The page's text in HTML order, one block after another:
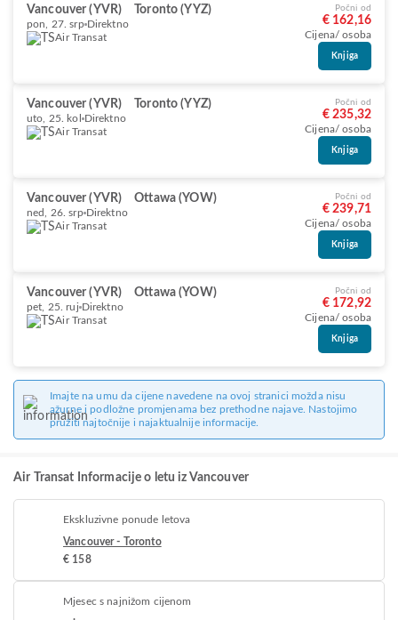
Vancouver (YVR) Toronto (YYZ)
pon, 27. srp Direktno
Air Transat
Počni od
€ 162,16
Cijena/ osoba
Knjiga
Vancouver (YVR) Toronto (YYZ)
uto, 25. kol Direktno
Air Transat
Počni od
€ 235,32
Cijena/ osoba
Knjiga
Vancouver (YVR) Ottawa (YOW)
ned, 26. srp Direktno
Air Transat
Počni od
€ 239,71
Cijena/ osoba
Knjiga
Vancouver (YVR) Ottawa (YOW)
pet, 25. ruj Direktno
Air Transat
Počni od
€ 172,92
Cijena/ osoba
Knjiga
Imajte na umu da cijene navedene na ovoj stranici možda nisu
ažurne i podložne promjenama bez prethodne najave. Nastojimo
pružiti najtočnije i najaktualnije informacije.
Air Transat Informacije o letu iz Vancouver
Ekskluzivne ponude letova
Vancouver - Toronto
€ 158
Mjesec s najnižom cijenom